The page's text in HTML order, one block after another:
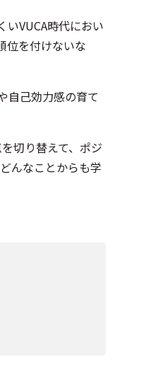
VUCA時代におい
位を付けないな
自己効力感の育て
切り替えて、ポジ
んなことからも学